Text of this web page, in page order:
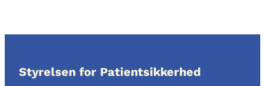
Styrelsen for Patientsikkerhed